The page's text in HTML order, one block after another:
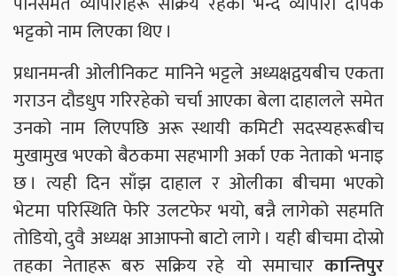
भट्टको नाम लिएका थिए ।
प्रधानमन्त्री ओलीनिकट मानिने भट्टले अध्यक्षद्वयबीच एकता
गराउन दौडधुप गरिरहेको चर्चा आएका बेला दाहालले समेत
उनको नाम लिएपछि अरू स्थायी कमिटी सदस्यहरूबीच
मुखामुख भएको बैठकमा सहभागी अर्का एक नेताको भनाइ
छ । त्यही दिन साँझ दाहाल र ओलीका बीचमा भएको
भेटमा परिस्थिति फेरि उलटफेर भयो, बन्नै लागेको सहमति
तोडियो, दुवै अध्यक्ष आआफ्नो बाटो लागे । यही बीचमा दोस्रो
तहका नेताहरू बरु सक्रिय रहे यो समाचार कान्तिपुर